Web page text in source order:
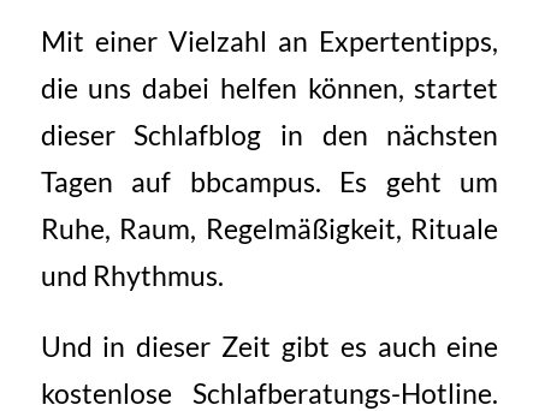
Mit einer Vielzahl an Expertentipps,
die uns dabei helfen können, startet
dieser Schlafblog in den nächsten
Tagen auf bbcampus. Es geht um
Ruhe, Raum, Regelmäßigkeit, Rituale
und Rhythmus.
Und in dieser Zeit gibt es auch eine
kostenlose Schlafberatungs-Hotline.